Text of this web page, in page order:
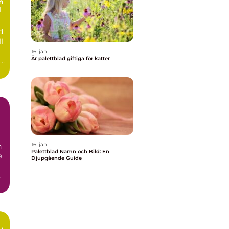
16. jan
Är palettblad giftiga för katter
16. jan
Palettblad Namn och Bild: En
Djupgående Guide